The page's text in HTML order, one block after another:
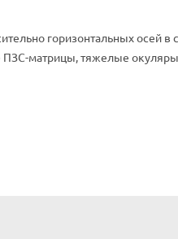
горизонтальных осей в
ПЗС-матрицы, тяжелые